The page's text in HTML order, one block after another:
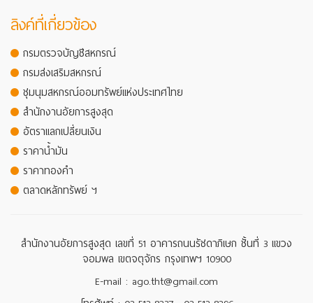
ลิงค์ที่เกี่ยวข้อง
กรมตรวจบัญชีสหกรณ์
กรมส่งเสริมสหกรณ์
ชุมนุมสหกรณ์ออมทรัพย์แห่งประเทศไทย
สำนักงานอัยการสูงสุด
อัตราแลกเปลี่ยนเงิน
ราคาน้ำมัน
ราคาทองคำ
ตลาดหลักทรัพย์ ฯ
สำนักงานอัยการสูงสุด เลขที่ 51 อาคารถนนรัชดาภิเษก ชั้นที่ 3 แขวง
จอมพล เขตจตุจักร กรุงเทพฯ 10900
E-mail : ago.tht@gmail.com